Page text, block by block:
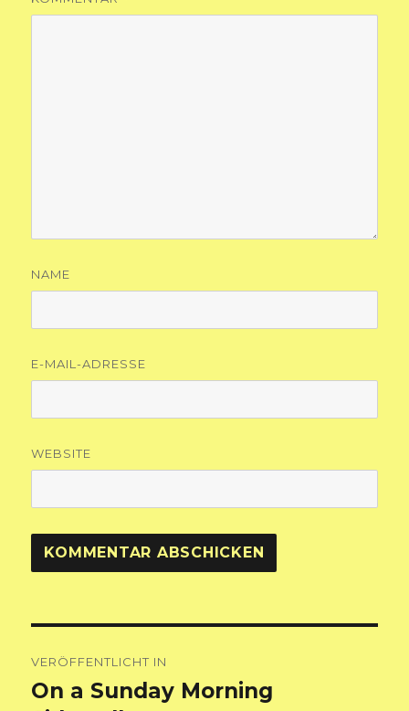
NAME
E-MAIL-ADRESSE
WEBSITE
VERÖFFENTLICHT IN
On a Sunday Morning